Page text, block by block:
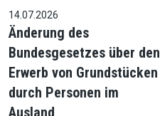
14.07.2026
Änderung des
Bundesgesetzes über den
Erwerb von Grundstücken
durch Personen im
Ausland